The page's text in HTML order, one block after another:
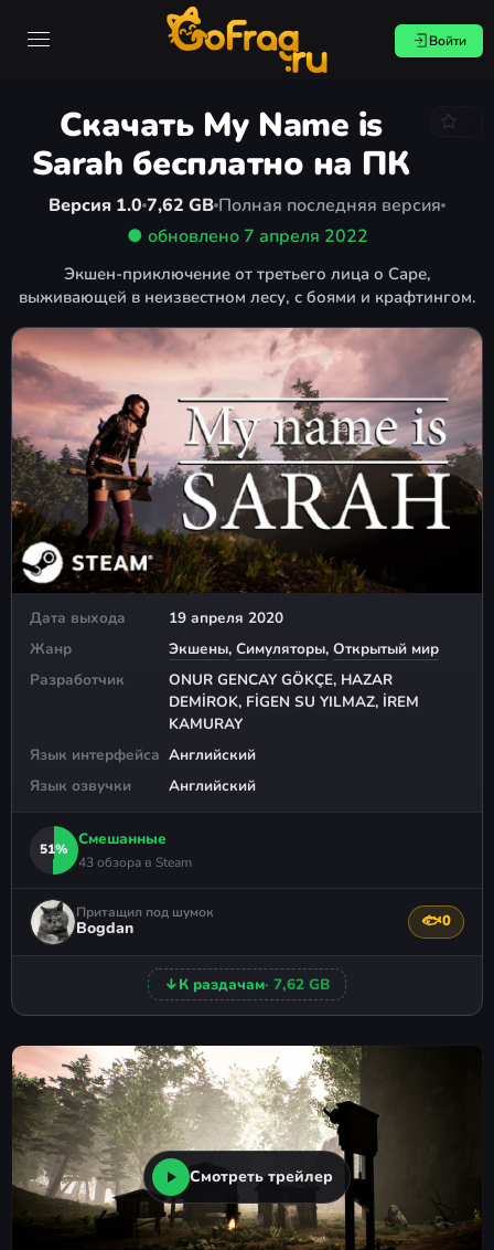
Войти
Скачать My Name is
Sarah бесплатно на ПК
Версия 1.0 7,62 GB Полная последняя версия
● обновлено 7 апреля 2022
Экшен-приключение от третьего лица о Саре,
выживающей в неизвестном лесу, с боями и крафтингом.
Дата выхода
19 апреля 2020
Жанр
Экшены, Симуляторы, Открытый мир
Разработчик
ONUR GENCAY GÖKÇE, HAZAR
DEMİROK, FİGEN SU YILMAZ, İREM
KAMURAY
Язык интерфейса Английский
Язык озвучки
Английский
51%
Смешанные
43 обзора в Steam
Притащил под шумок
Bogdan 🐟0
↓К раздачам· 7,62 GB
Смотреть трейлер